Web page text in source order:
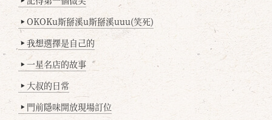
▶ OKOKu斯掰溪u斯掰溪uuu(笑死)
▶ 我想選擇是自己的
▶ 一星名店的故事
▶ 大叔的日常
▶ 門前隱味開放現場訂位